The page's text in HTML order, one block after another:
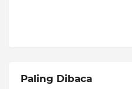
Paling Dibaca